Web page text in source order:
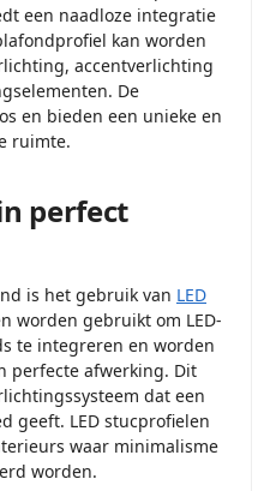
een naadloze integratie
kan worden
accentverlichting
De
en bieden een unieke en
ruimte.
perfect
is het gebruik van LED
worden gebruikt om LED-
te integreren en worden
perfecte afwerking. Dit
dat een
geeft. LED stucprofielen
waar minimalisme
worden.